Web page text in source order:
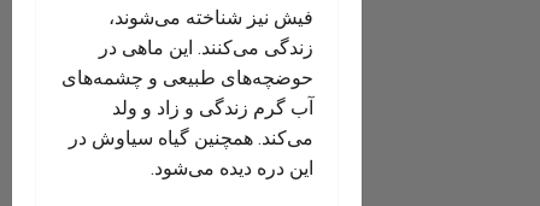
فیش نیز شناخته می‌شوند،
زندگی می‌کنند. این ماهی در
حوضچه‌های طبیعی و چشمه‌های
آب گرم زندگی و زاد و ولد
می‌کند. همچنین گیاه سیاوش در
این دره دیده می‌شود.